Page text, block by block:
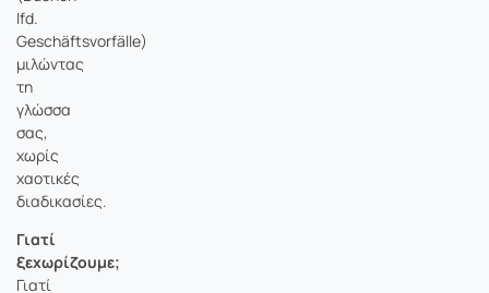
lfd.
Geschäftsvorfälle)
μιλώντας
τη
γλώσσα
σας,
χωρίς
χαοτικές
διαδικασίες.
Γιατί
ξεχωρίζουμε;
Γιατί